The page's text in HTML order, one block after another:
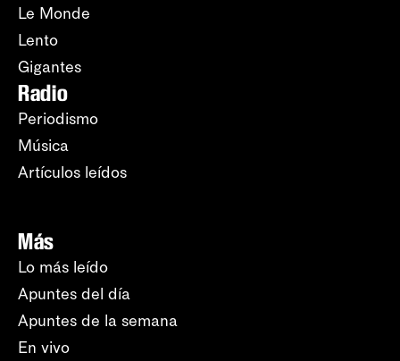
Le Monde
Lento
Gigantes
Radio
Periodismo
Música
Artículos leídos
Más
Lo más leído
Apuntes del día
Apuntes de la semana
En vivo